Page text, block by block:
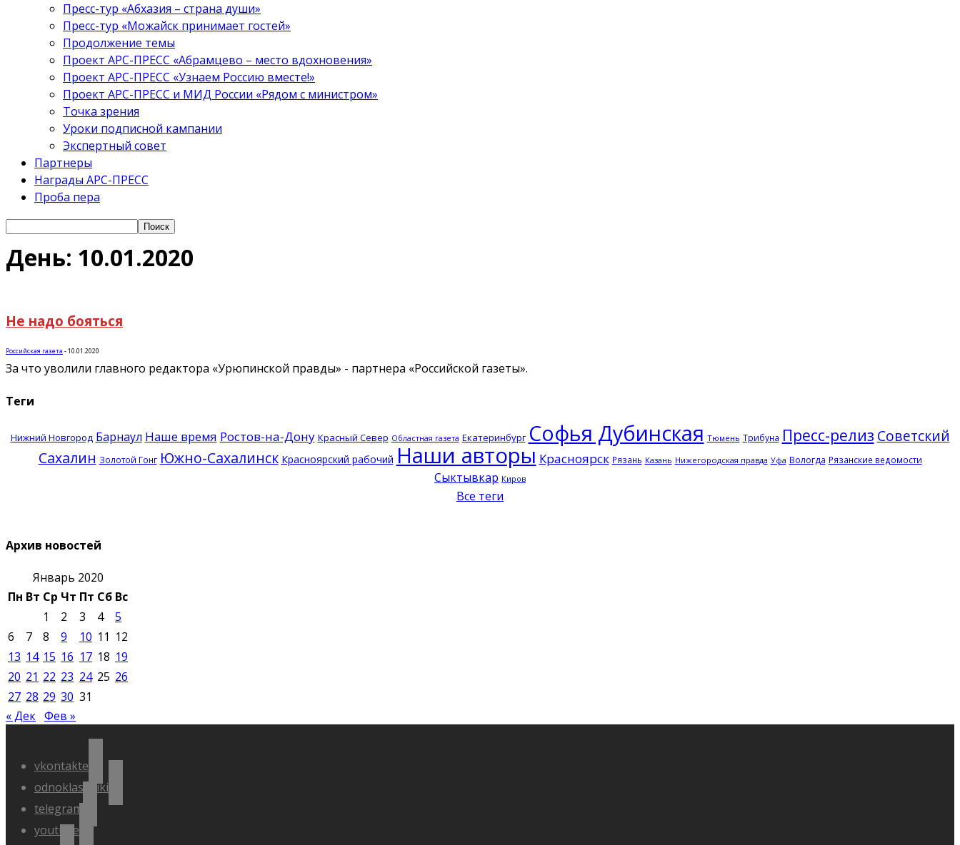
Пресс-тур «Абхазия – страна души»
Пресс-тур «Можайск принимает гостей»
Продолжение темы
Проект АРС-ПРЕСС «Абрамцево – место вдохновения»
Проект АРС-ПРЕСС «Узнаем Россию вместе!»
Проект АРС-ПРЕСС и МИД России «Рядом с министром»
Точка зрения
Уроки подписной кампании
Экспертный совет
Партнеры
Награды АРС-ПРЕСС
Проба пера
День: 10.01.2020
Не надо бояться
Российская газета -10.01.2020
За что уволили главного редактора «Урюпинской правды» - партнера «Российской газеты».
Теги
Нижний Новгород Барнаул Наше время Ростов-на-Дону Красный Север Областная газета Екатеринбург Софья Дубинская Тюмень Трибуна Пресс-релиз Советский
Сахалин Золотой Гонг Южно-Сахалинск Красноярский рабочий Наши авторы Красноярск Рязань Казань Нижегородская правда Уфа Вологда Рязанские ведомости
Сыктывкар Киров
Все теги
Архив новостей
Январь 2020
Пн Вт Ср Чт Пт Сб Вс
1
2 3 4
5
6
7 8 9 10 11 12
13 14 15 16 17 18 19
20 21 22 23 24 25 26
27 28 29 30 31
« Дек Фев »
vkontakte
odnoklassniki
telegram
youtube